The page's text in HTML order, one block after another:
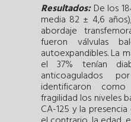
Resultados:De los
media 82 ± 4,6
abordaje
fueron válvulas
autoexpandibles. La
el 37% tenían
anticoagulados
identificaron
fragilidad los niveles
CA-125 y la